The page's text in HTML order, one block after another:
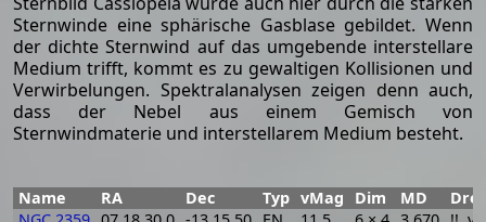
Sternwinde eine sphärische Gasblase gebildet. Wenn
der dichte Sternwind auf das umgebende interstellare
Medium trifft, kommt es zu gewaltigen Kollisionen und
Verwirbelungen. Spektralanalysen zeigen denn auch,
dass der Nebel aus einem Gemisch von
Sternwindmaterie und interstellarem Medium besteht.
Name RA Dec Typ vMag Dim MD